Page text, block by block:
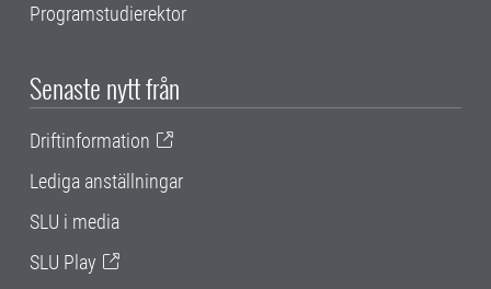
Programstudierektor
Senaste nytt från
Driftinformation
Lediga anställningar
SLU i media
SLU Play